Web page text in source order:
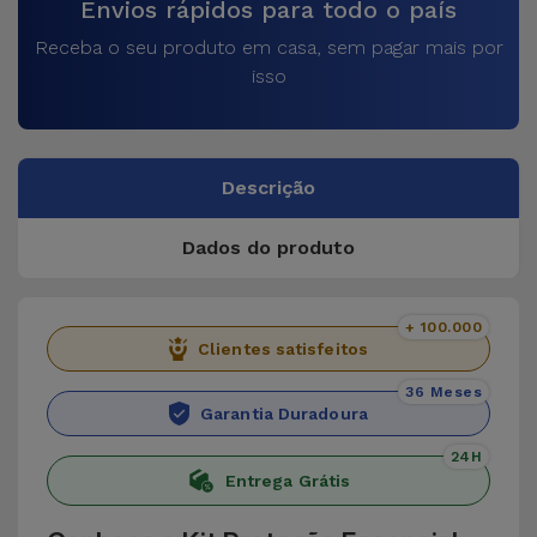
Envios rápidos para todo o país
Receba o seu produto em casa, sem pagar mais por
isso
Descrição
Dados do produto
Clientes satisfeitos
+ 100.000
Garantia Duradoura
36 Meses
Entrega Grátis
24H